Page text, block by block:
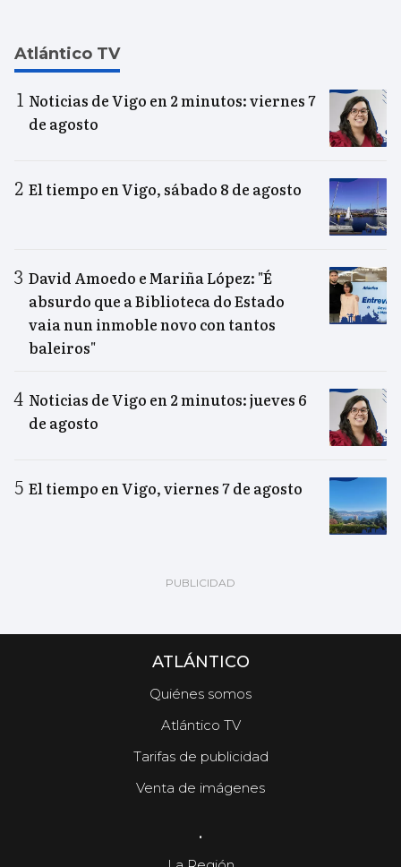
Atlántico TV
Noticias de Vigo en 2 minutos: viernes 7
de agosto
El tiempo en Vigo, sábado 8 de agosto
David Amoedo e Mariña López: "É
absurdo que a Biblioteca do Estado
vaia nun inmoble novo con tantos
baleiros"
Noticias de Vigo en 2 minutos: jueves 6
de agosto
El tiempo en Vigo, viernes 7 de agosto
ATLÁNTICO
Quiénes somos
Atlántico TV
Tarifas de publicidad
Venta de imágenes
.